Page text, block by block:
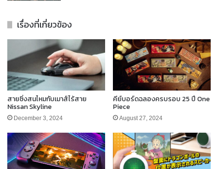
เรื่องที่เกี่ยวข้อง
สายซิ่งสนไหมกับเมาส์ไร้สาย
Nissan Skyline
December 3, 2024
คีย์บอร์ดฉลองครบรอบ 25 ปี One
Piece
August 27, 2024